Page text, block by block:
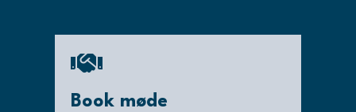

Book møde